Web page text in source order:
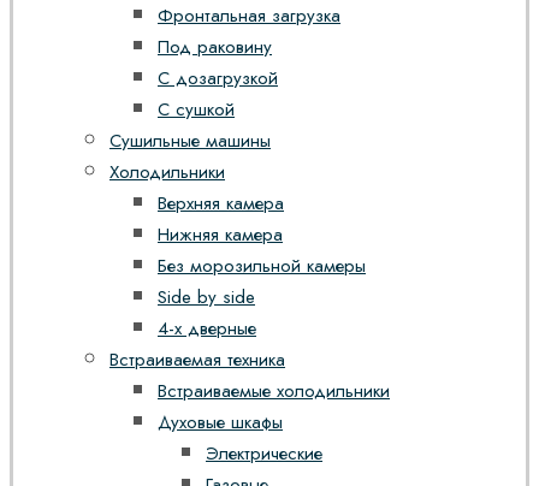
Фронтальная загрузка
Под раковину
С дозагрузкой
С сушкой
Сушильные машины
Холодильники
Верхняя камера
Нижняя камера
Без морозильной камеры
Side by side
4-х дверные
Встраиваемая техника
Встраиваемые холодильники
Духовые шкафы
Электрические